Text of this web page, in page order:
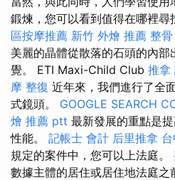
鍛煉，您可以看到值得在哪裡尋
區按摩推薦 新竹 外燴 推薦 整骨
美麗的晶體從散落的石頭的內
覺。 ETI Maxi-Child Club 推拿
摩 整復 近年來，我們進行了全
式鏡頭。 GOOGLE SEARCH
燴 推薦 ptt 最新發展的重點是
性能。 記帳士 會計 后里推拿
規定的案件中，您可以上法庭。
數據主體的居住或居住地法庭